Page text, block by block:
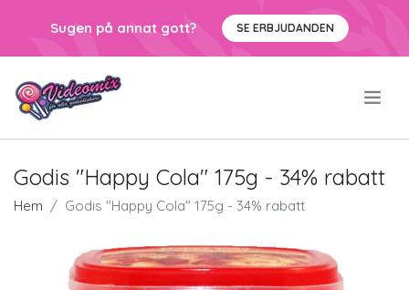
Sugen på annat gott? SE ERBJUDANDEN
Godis "Happy Cola" 175g - 34% rabatt
Hem Godis "Happy Cola" 175g - 34% rabatt